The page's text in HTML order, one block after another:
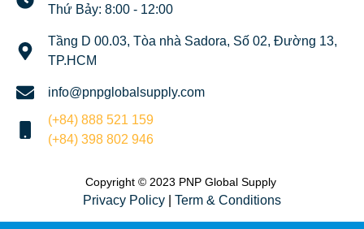
Thứ Bảy: 8:00 - 12:00
Tầng D 00.03, Tòa nhà Sadora, Số 02, Đường 13,
TP.HCM
info@pnpglobalsupply.com
(+84) 888 521 159
(+84) 398 802 946
Copyright © 2023 PNP Global Supply
Privacy Policy Term & Conditions